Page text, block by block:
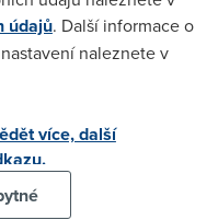
nejaky "sikovny"
heslo a ti nic
hesla do toho routeru
resetovat a znovu
údajů. Další informace o
naleznete v
více, další